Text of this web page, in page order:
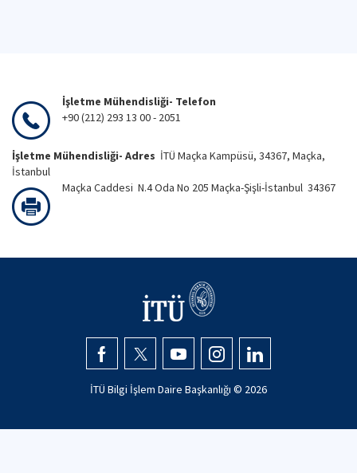
İşletme Mühendisliği- Telefon
+90 (212) 293 13 00 - 2051
İşletme Mühendisliği- Adres İTÜ Maçka Kampüsü, 34367, Maçka,
İstanbul
Maçka Caddesi N.4 Oda No 205 Maçka-Şişli-İstanbul 34367
İTÜ Bilgi İşlem Daire Başkanlığı © 2026